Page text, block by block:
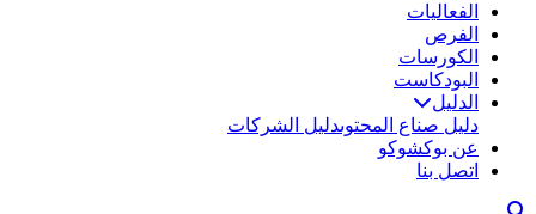
الفعاليات
الفرص
الكورسات
البودكاست
الدليل
دليل صناع المحتوىدليل الشركات
عن بوكشوكو
اتصل بنا